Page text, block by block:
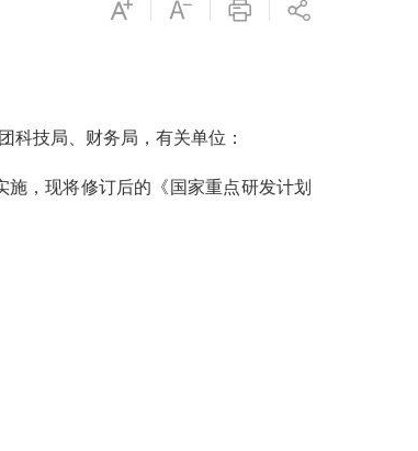
科技局、财务局，有关单位：
，现将修订后的《国家重点研发计划